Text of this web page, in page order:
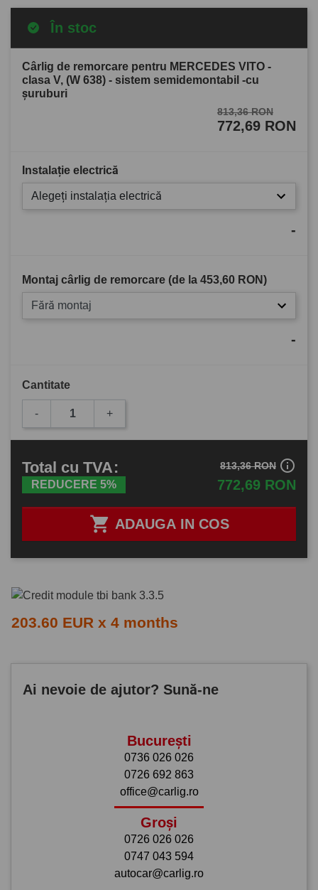
În stoc
Cârlig de remorcare pentru MERCEDES VITO -
clasa V, (W 638) - sistem semidemontabil -cu
şuruburi
813,36 RON
772,69 RON
Instalație electrică
Alegeți instalația electrică
-
Montaj cârlig de remorcare (de la 453,60 RON)
Fără montaj
-
Cantitate
- +
 ADAUGA IN COS
Total cu TVA:
REDUCERE 5% 772,69 RON
813,36 RON info_outline
203.60 EUR x 4 months
Ai nevoie de ajutor? Sună-ne
București
0736 026 026
0726 692 863
office@carlig.ro
Groși
0726 026 026
0747 043 594
autocar@carlig.ro